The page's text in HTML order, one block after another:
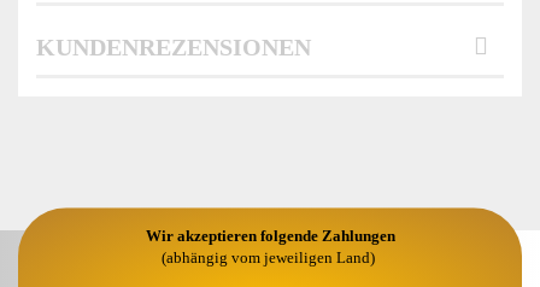
KUNDENREZENSIONEN
Wir akzeptieren folgende Zahlungen
(abhängig vom jeweiligen Land)